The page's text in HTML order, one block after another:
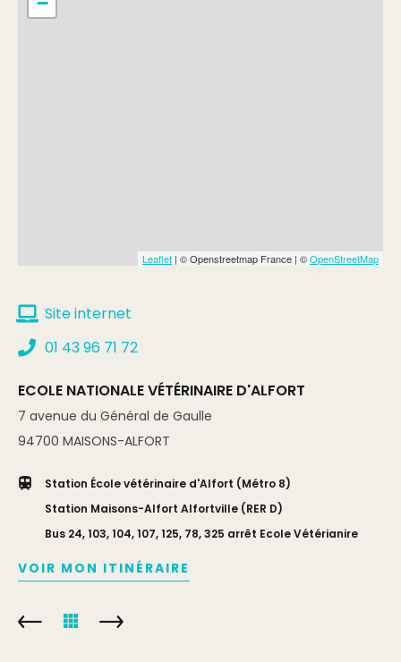
Leaflet | © Openstreetmap France | ©OpenStreetMap
Site internet
01 43 96 71 72
ECOLE NATIONALE VÉTÉRINAIRE D'ALFORT
7 avenue du Général de Gaulle
94700 MAISONS-ALFORT
Station École vétérinaire d'Alfort (Métro 8)
Station Maisons-Alfort Alfortville (RER D)
Bus 24, 103, 104, 107, 125, 78, 325 arrêt Ecole Vétérianire
VOIR MON ITINÉRAIRE